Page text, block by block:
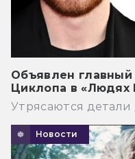
Объявлен
Циклопа в «Людях
Утрясаются детали
Новости